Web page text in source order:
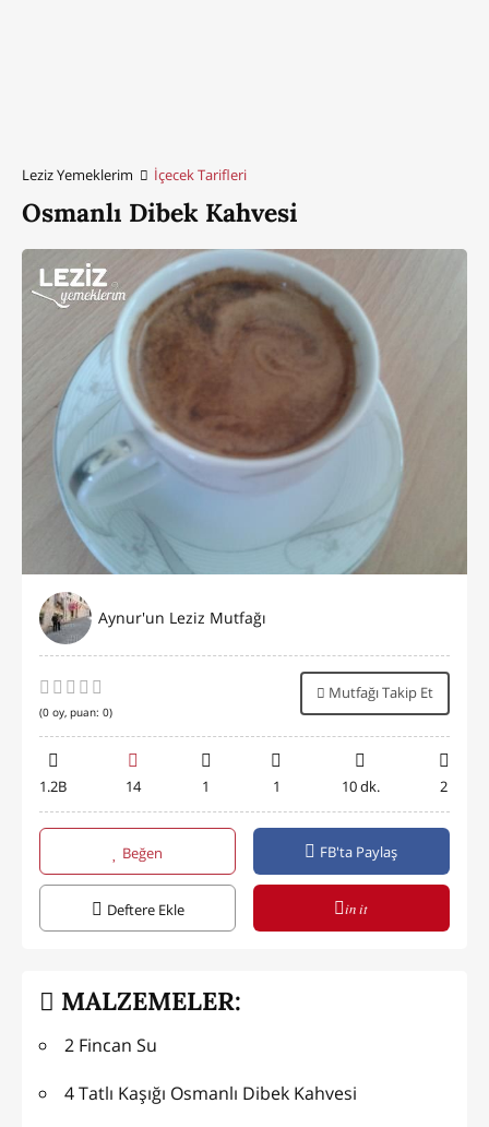
Leziz Yemeklerim İçecek Tarifleri
Osmanlı Dibek Kahvesi
Aynur'un Leziz Mutfağı
(0 oy, puan: 0)
Mutfağı Takip Et
1.2B 14 1 1 10 dk. 2
Beğen FB'ta Paylaş
Deftere Ekle in it
MALZEMELER:
2 Fincan Su
4 Tatlı Kaşığı Osmanlı Dibek Kahvesi